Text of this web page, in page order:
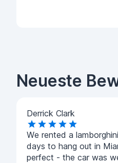
Neueste
Derrick Clark
We rented a
days to hang out in
perfect - the car was